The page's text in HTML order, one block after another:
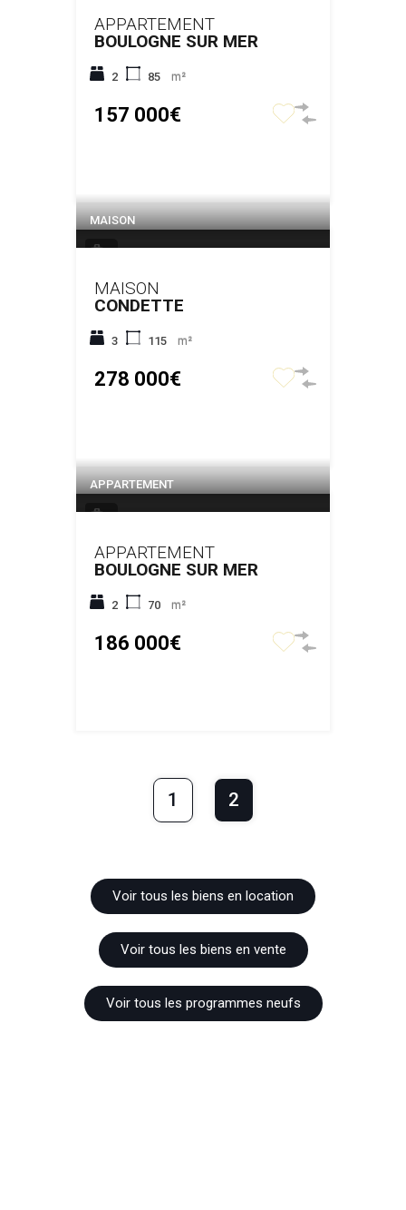
APPARTEMENT
BOULOGNE SUR MER
2 85 m²
157 000€
MAISON
MAISON
CONDETTE
3 115 m²
278 000€
APPARTEMENT
APPARTEMENT
BOULOGNE SUR MER
2 70 m²
186 000€
1 2
Voir tous les biens en location
Voir tous les biens en vente
Voir tous les programmes neufs